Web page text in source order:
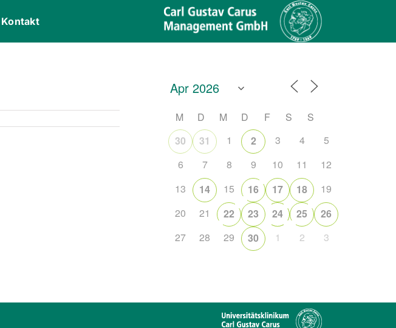
Kontakt
M D M D F S
S
30
31 1 2 3 4
5
6
7 8 9 10 11
12
13
14 15 16 17 18
19
20
21 22 23 24 25
26
27
28 29 30 1 2 3